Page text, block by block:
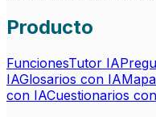
Producto
FuncionesTutor IA
IAGlosarios con IA
con IACuestionarios